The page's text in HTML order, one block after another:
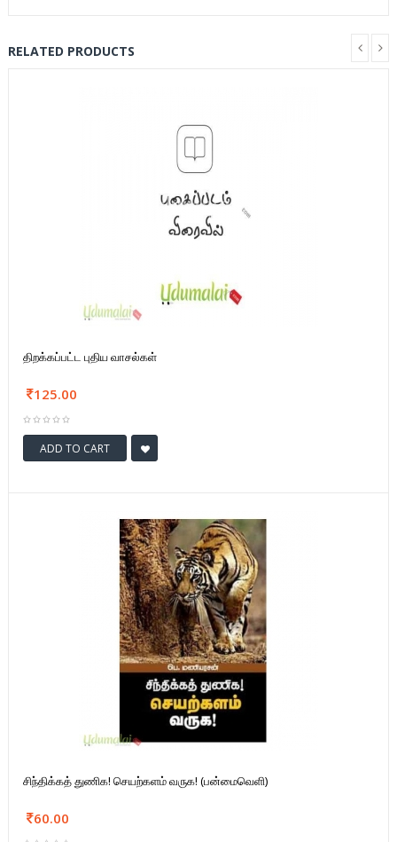
RELATED PRODUCTS
திறக்கப்பட்ட புதிய வாசல்கள்
125.00
ADD TO CART
சிந்திக்கத் துணிக! செயற்களம் வருக! (பன்மைவெளி)
60.00